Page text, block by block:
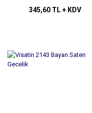
345,60 TL + KDV